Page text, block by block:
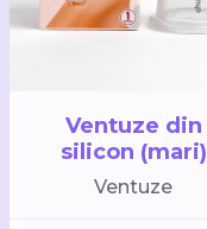
Ventuze din
silicon (mari)
Ventuze